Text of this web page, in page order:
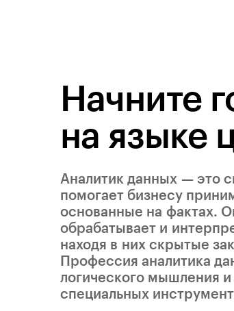
Начните
на языке
Аналитик данных — это
помогает бизнесу
основанные на фактах.
обрабатывает и
находя в них скрытые
Профессия аналитика
логического мышления и
специальных